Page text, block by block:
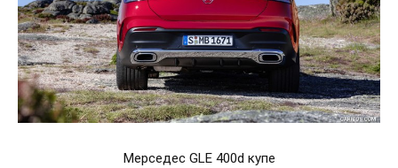
Мерседес GLE 400d купе